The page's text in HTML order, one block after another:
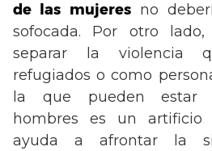
de las mujeresno
sofocada. Por otro
separar la violencia
refugiados o como
la que pueden estar
hombres es un artificio
ayuda a afrontar la